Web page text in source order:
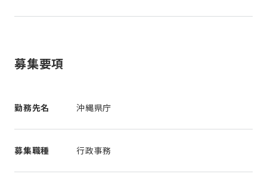
募集要項
勤務先名 沖縄県庁
募集職種 行政事務